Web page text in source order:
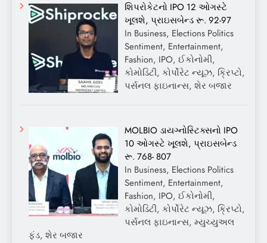
શિપરોકેટનો IPO 12 ઓગસ્ટે
ખૂલશે, પ્રાઇસબેન્ડ રૂ. 92-97
In Business, Elections Politics
Sentiment, Entertainment,
Fashion, IPO, ઈકોનોમી,
કોમોડિટી, કોર્પોરેટ ન્યૂઝ, ક્રિપ્ટો,
પર્સનલ ફાઇનાન્સ, શેર બજાર
MOLBIO ડાયગ્નોસ્ટિક્સનો IPO
10 ઓગસ્ટે ખૂલશે, પ્રાઇસબેન્ડ
રૂ. 768- 807
In Business, Elections Politics
Sentiment, Entertainment,
Fashion, IPO, ઈકોનોમી,
કોમોડિટી, કોર્પોરેટ ન્યૂઝ, ક્રિપ્ટો,
પર્સનલ ફાઇનાન્સ, મ્યુચ્યુઅલ
ફંડ, શેર બજાર